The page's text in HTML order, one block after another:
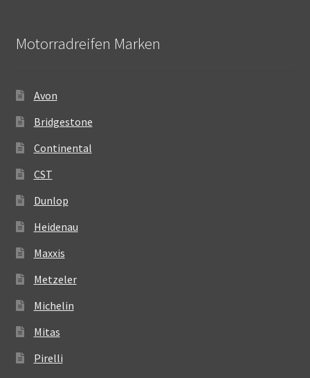
Motorradreifen Marken
Avon
Bridgestone
Continental
CST
Dunlop
Heidenau
Maxxis
Metzeler
Michelin
Mitas
Pirelli